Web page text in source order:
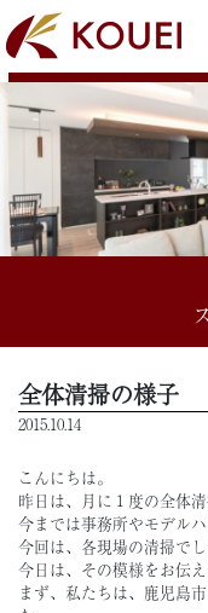
全体清掃の様子
2015.10.14
こんにちは。
昨日は、月に１度の全体清
今までは事務所やモデル
今回は、各現場の清掃でし
今日は、その模様をお伝
まず、私たちは、鹿児島